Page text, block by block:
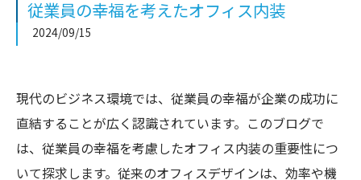
従業員の幸福を考えたオフィス内装
2024/09/15
現代のビジネス環境では、従業員の幸福が企業の成功に
直結することが広く認識されています。このブログで
は、従業員の幸福を考慮したオフィス内装の重要性につ
いて探求します。従来のオフィスデザインは、効率や機